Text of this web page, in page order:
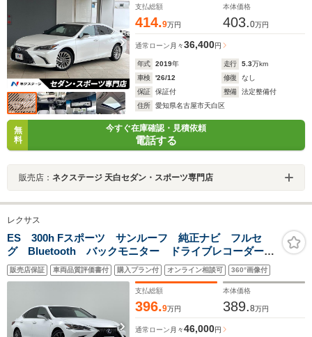
支払総額
414.9万円
本体価格
403.0万円
通常ローン 月々36,400円
年式 2019年 走行 5.3万km
車検
'26/12 修復
なし
保証
保証付 整備
法定整備付
住所
愛知県名古屋市天白区
無
料
今すぐ在庫確認・見積依頼
電話する
販売店： ネクステージ 天白セダン・スポーツ専門店
レクサス
ES 300h Fスポーツ サンルーフ 純正ナビ フルセ
グ Bluetooth バックモニター ドライブレコーダー
ビルトインETC2.0 ブラインドスポットモニター 前席
シートヒーター 前席ベンチレーション 前席パワーシ
販売店保証 車両品質評価書付 購入プラン付 オンライン相談可 360°画像付
支払総額
396.9万円
本体価格
389.8万円
通常ローン 月々46,000円